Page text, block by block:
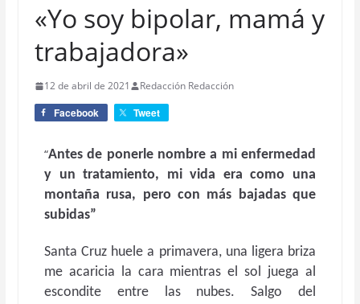
«Yo soy bipolar, mamá y
trabajadora»
12 de abril de 2021 Redacción Redacción
Facebook Tweet
“Antes de ponerle nombre a mi enfermedad
y un tratamiento, mi vida era como una
montaña rusa, pero con más bajadas que
subidas”
Santa Cruz huele a primavera, una ligera briza
me acaricia la cara mientras el sol juega al
escondite entre las nubes. Salgo del